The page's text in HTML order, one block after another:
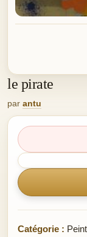
le pirate
par antu
Catégorie :